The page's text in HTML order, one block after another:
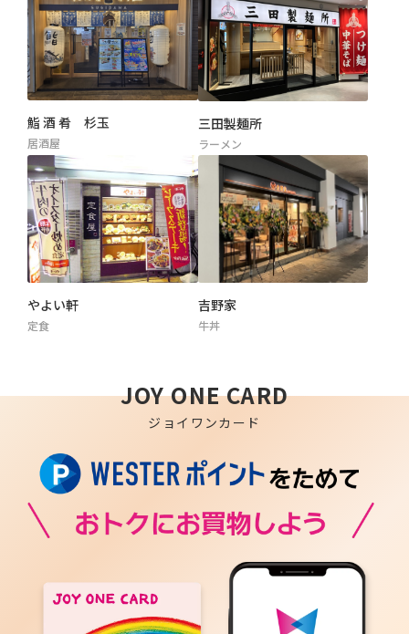
鮨 酒 肴 杉玉
居酒屋
三田製麺所
ラーメン
やよい軒
定食
吉野家
牛丼
JOY ONE CARD
ジョイワンカード